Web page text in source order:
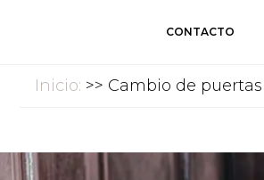
CONTACTO
Inicio: >> Cambio de